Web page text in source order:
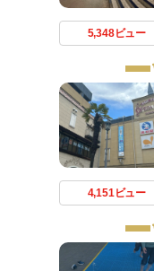
5,348ビュー
4,151ビュー